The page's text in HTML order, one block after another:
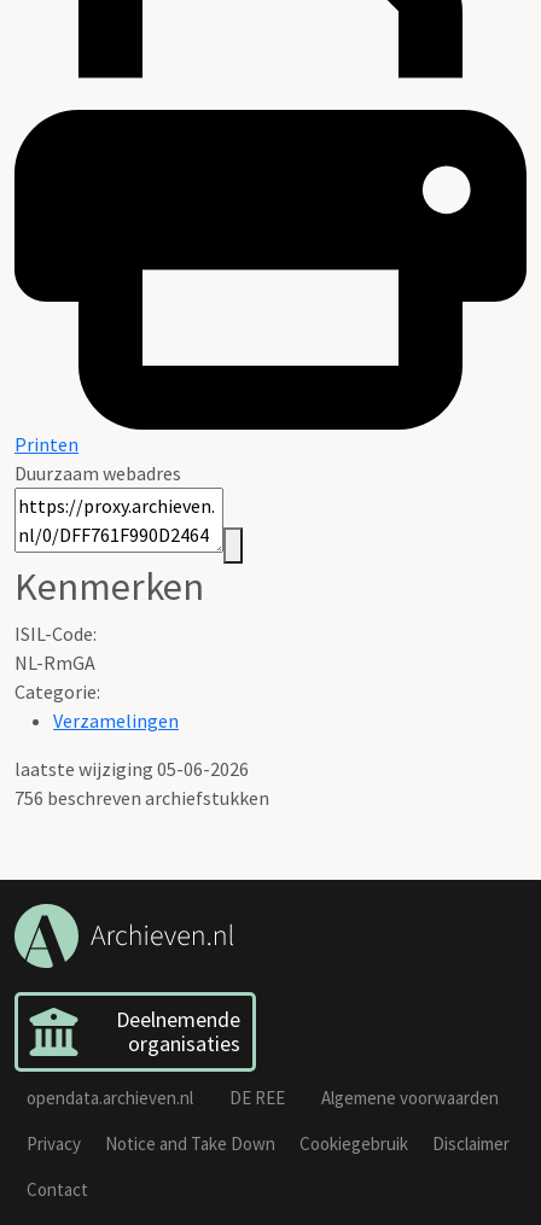
Printen
Duurzaam webadres
Kenmerken
ISIL-Code:
NL-RmGA
Categorie:
Verzamelingen
laatste wijziging 05-06-2026
756 beschreven archiefstukken
Deelnemende
organisaties
opendata.archieven.nl DE REE
Algemene voorwaarden
Privacy
Notice and Take Down Cookiegebruik
Disclaimer
Contact